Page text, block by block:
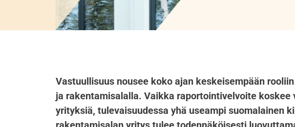
Vastuullisuus nousee koko ajan keskeisempään
ja rakentamisalalla. Vaikka raportointivelvoite koskee
yrityksiä, tulevaisuudessa yhä useampi suomalainen